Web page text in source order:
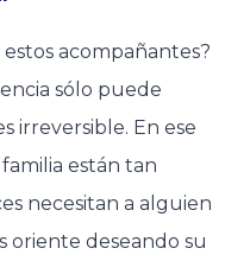
acompañantes?
sólo puede
irreversible. En ese
están tan
necesitan a alguien
oriente deseando su